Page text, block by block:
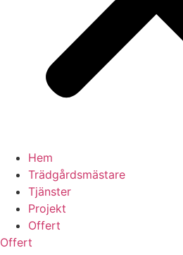
Hem
Trädgårdsmästare
Tjänster
Projekt
Offert
Offert